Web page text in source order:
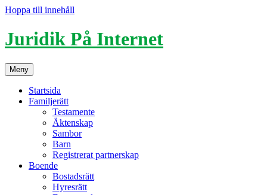
Hoppa till innehåll
Juridik På Internet
Meny
Startsida
Familjerätt
Testamente
Äktenskap
Sambor
Barn
Registrerat partnerskap
Boende
Bostadsrätt
Hyresrätt